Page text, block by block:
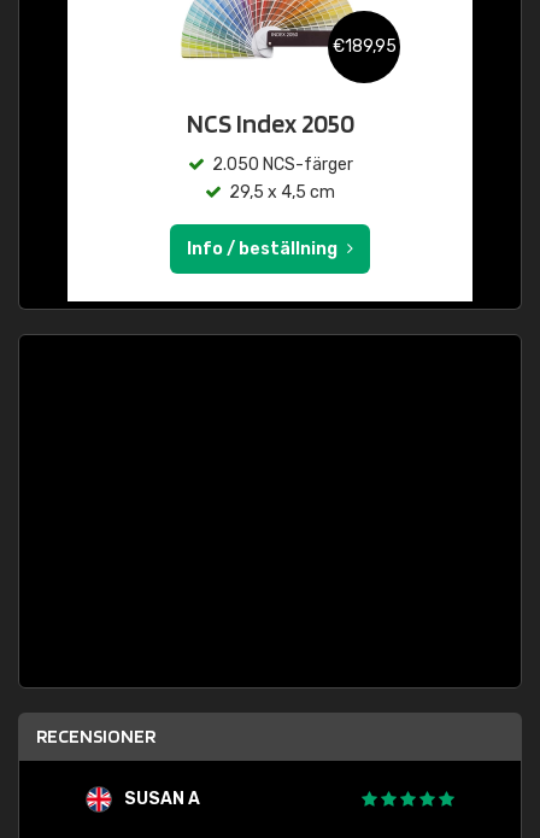
€189,95
NCS Index 2050
2.050 NCS-färger
29,5 x 4,5 cm
Info / beställning
RECENSIONER
SUSAN A